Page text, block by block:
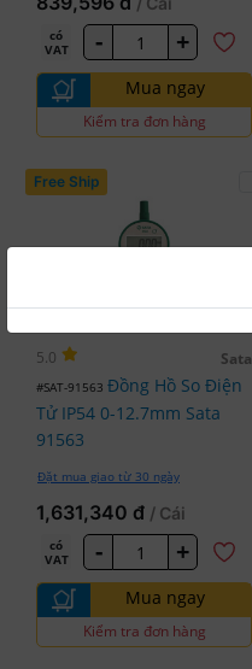
có
VAT
- +
Mua ngay
Kiểm tra đơn hàng
Free Ship
5.0 Sata
#SAT-91563 Đồng Hồ So Điện
Tử IP54 0-12.7mm Sata
91563
Đặt mua giao từ 30 ngày
1,631,340 đ / Cái
có
VAT
- +
Mua ngay
Kiểm tra đơn hàng